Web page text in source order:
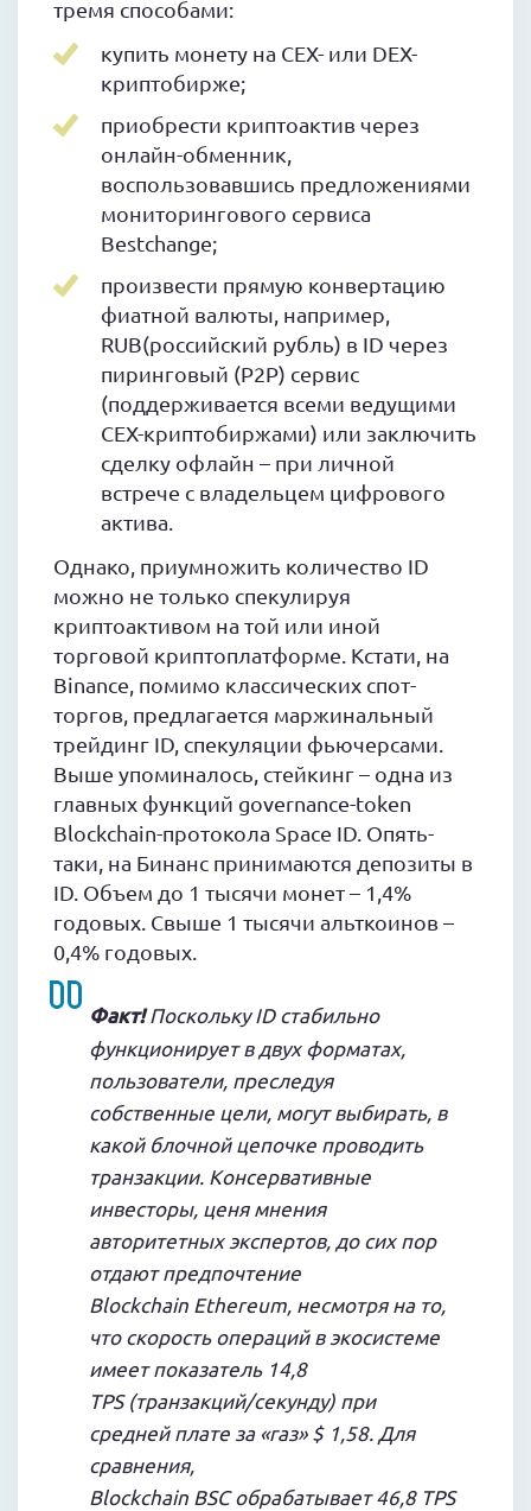
тремя способами:
купить монету на CEX- или DEX-
криптобирже;
приобрести криптоактив через
онлайн-обменник,
воспользовавшись предложениями
мониторингового сервиса
Bestchange;
произвести прямую конвертацию
фиатной валюты, например,
RUB(российский рубль) в ID через
пиринговый (P2P) сервис
(поддерживается всеми ведущими
CEX-криптобиржами) или заключить
сделку офлайн – при личной
встрече с владельцем цифрового
актива.
Однако, приумножить количество ID
можно не только спекулируя
криптоактивом на той или иной
торговой криптоплатформе. Кстати, на
Binance, помимо классических спот-
торгов, предлагается маржинальный
трейдинг ID, спекуляции фьючерсами.
Выше упоминалось, стейкинг – одна из
главных функций governance-token
Blockchain-протокола Space ID. Опять-
таки, на Бинанс принимаются депозиты в
ID. Объем до 1 тысячи монет – 1,4%
годовых. Свыше 1 тысячи альткоинов –
0,4% годовых.
Факт!Поскольку ID стабильно
функционирует в двух форматах,
пользователи, преследуя
собственные цели, могут выбирать, в
какой блочной цепочке проводить
транзакции. Консервативные
инвесторы, ценя мнения
авторитетных экспертов, до сих пор
отдают предпочтение
Blockchain Ethereum, несмотря на то,
что скорость операций в экосистеме
имеет показатель 14,8
TPS (транзакций/секунду) при
средней плате за «газ» $ 1,58. Для
сравнения,
Blockchain BSC обрабатывает 46,8 TPS